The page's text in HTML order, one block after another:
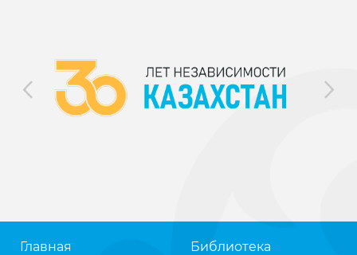
Главная
Библиотека